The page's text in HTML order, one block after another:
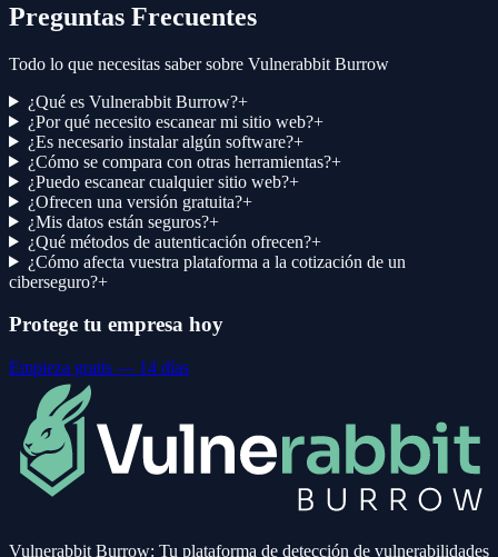
Preguntas Frecuentes
Todo lo que necesitas saber sobre Vulnerabbit Burrow
¿Qué es Vulnerabbit Burrow?+
¿Por qué necesito escanear mi sitio web?+
¿Es necesario instalar algún software?+
¿Cómo se compara con otras herramientas?+
¿Puedo escanear cualquier sitio web?+
¿Ofrecen una versión gratuita?+
¿Mis datos están seguros?+
¿Qué métodos de autenticación ofrecen?+
¿Cómo afecta vuestra plataforma a la cotización de un
ciberseguro?+
Protege tu empresa hoy
Empieza gratis — 14 días
Vulnerabbit Burrow: Tu plataforma de detección de vulnerabilidades